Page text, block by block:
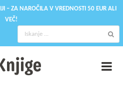
– ZA NAROČILA V VREDNOSTI 50 EUR ALI
VEČ!